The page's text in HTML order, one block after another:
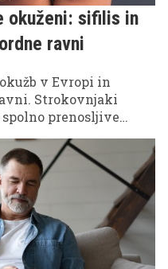
okuženi: sifilis in
ravni
v Evropi in
Strokovnjaki
spolno prenosljive
razlogi pa
kondomov.